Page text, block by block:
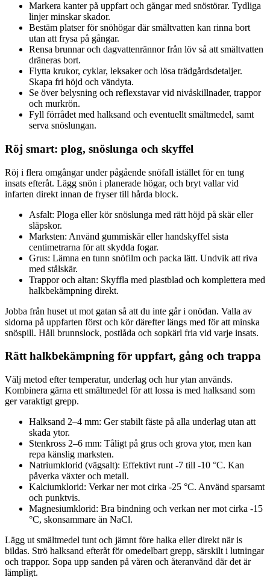
Markera kanter på uppfart och gångar med snöstörar. Tydliga
linjer minskar skador.
Bestäm platser för snöhögar där smältvatten kan rinna bort
utan att frysa på gångar.
Rensa brunnar och dagvattenrännor från löv så att smältvatten
dräneras bort.
Flytta krukor, cyklar, leksaker och lösa trädgårdsdetaljer.
Skapa fri höjd och vändyta.
Se över belysning och reflexstavar vid nivåskillnader, trappor
och murkrön.
Fyll förrådet med halksand och eventuellt smältmedel, samt
serva snöslungan.
Röj smart: plog, snöslunga och skyffel
Röj i flera omgångar under pågående snöfall istället för en tung
insats efteråt. Lägg snön i planerade högar, och bryt vallar vid
infarten direkt innan de fryser till hårda block.
Asfalt: Ploga eller kör snöslunga med rätt höjd på skär eller
släpskor.
Marksten: Använd gummiskär eller handskyffel sista
centimetrarna för att skydda fogar.
Grus: Lämna en tunn snöfilm och packa lätt. Undvik att riva
med stålskär.
Trappor och altan: Skyffla med plastblad och komplettera med
halkbekämpning direkt.
Jobba från huset ut mot gatan så att du inte går i onödan. Valla av
sidorna på uppfarten först och kör därefter längs med för att minska
snöspill. Håll brunnslock, postlåda och sopkärl fria vid varje insats.
Rätt halkbekämpning för uppfart, gång och trappa
Välj metod efter temperatur, underlag och hur ytan används.
Kombinera gärna ett smältmedel för att lossa is med halksand som
ger varaktigt grepp.
Halksand 2–4 mm: Ger stabilt fäste på alla underlag utan att
skada ytor.
Stenkross 2–6 mm: Tåligt på grus och grova ytor, men kan
repa känslig marksten.
Natriumklorid (vägsalt): Effektivt runt -7 till -10 °C. Kan
påverka växter och metall.
Kalciumklorid: Verkar ner mot cirka -25 °C. Använd sparsamt
och punktvis.
Magnesiumklorid: Bra bindning och verkan ner mot cirka -15
°C, skonsammare än NaCl.
Lägg ut smältmedel tunt och jämnt före halka eller direkt när is
bildas. Strö halksand efteråt för omedelbart grepp, särskilt i lutningar
och trappor. Sopa upp sanden på våren och återanvänd där det är
lämpligt.